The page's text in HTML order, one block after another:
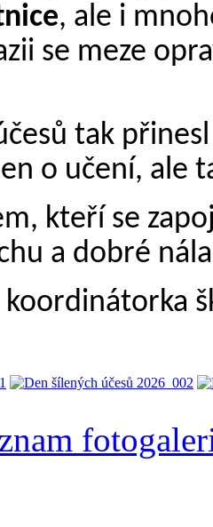
, ale i
se meze
tak
o učení, ale
kteří se
a dobré